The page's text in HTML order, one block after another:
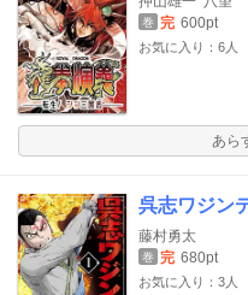
巻 完 600pt
お気に入り：6人
あら
呉志ワジン
藤村勇太
巻 完 680pt
お気に入り：3人